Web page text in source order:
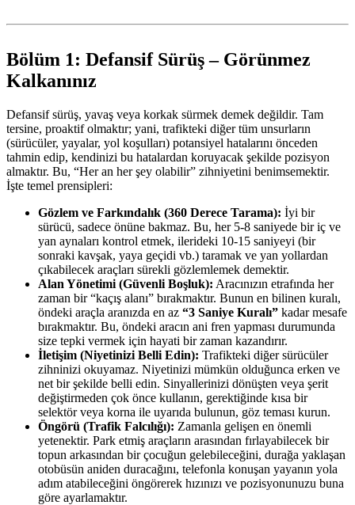
Bölüm 1: Defansif Sürüş – Görünmez
Kalkanınız
Defansif sürüş, yavaş veya korkak sürmek demek değildir. Tam
tersine, proaktif olmaktır; yani, trafikteki diğer tüm unsurların
(sürücüler, yayalar, yol koşulları) potansiyel hatalarını önceden
tahmin edip, kendinizi bu hatalardan koruyacak şekilde pozisyon
almaktır. Bu, “Her an her şey olabilir” zihniyetini benimsemektir.
İşte temel prensipleri:
Gözlem ve Farkındalık (360 Derece Tarama): İyi bir
sürücü, sadece önüne bakmaz. Bu, her 5-8 saniyede bir iç ve
yan aynaları kontrol etmek, ilerideki 10-15 saniyeyi (bir
sonraki kavşak, yaya geçidi vb.) taramak ve yan yollardan
çıkabilecek araçları sürekli gözlemlemek demektir.
Alan Yönetimi (Güvenli Boşluk): Aracınızın etrafında her
zaman bir “kaçış alanı” bırakmaktır. Bunun en bilinen kuralı,
öndeki araçla aranızda en az “3 Saniye Kuralı” kadar mesafe
bırakmaktır. Bu, öndeki aracın ani fren yapması durumunda
size tepki vermek için hayati bir zaman kazandırır.
İletişim (Niyetinizi Belli Edin): Trafikteki diğer sürücüler
zihninizi okuyamaz. Niyetinizi mümkün olduğunca erken ve
net bir şekilde belli edin. Sinyallerinizi dönüşten veya şerit
değiştirmeden çok önce kullanın, gerektiğinde kısa bir
selektör veya korna ile uyarıda bulunun, göz teması kurun.
Öngörü (Trafik Falcılığı): Zamanla gelişen en önemli
yetenektir. Park etmiş araçların arasından fırlayabilecek bir
topun arkasından bir çocuğun gelebileceğini, durağa yaklaşan
otobüsün aniden duracağını, telefonla konuşan yayanın yola
adım atabileceğini öngörerek hızınızı ve pozisyonunuzu buna
göre ayarlamaktır.